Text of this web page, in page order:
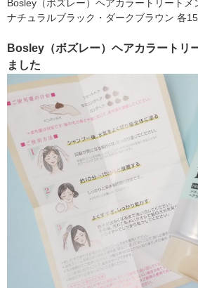
Bosley（ボズレー）ヘアカラートリートメ
ナチュラルブラック・ダークブラウン 各
Bosley（ボズレー）ヘアカラートリ
ました